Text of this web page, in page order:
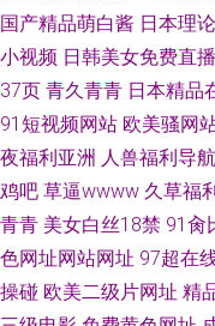
国产精品萌白酱 日本理论
小视频 日韩美女免费直播
37页 青久青青 日本精品
91短视频网站 欧美骚网
夜福利亚洲 人兽福利导航
鸡吧 草逼wwww 久草福
青青 美女白丝18禁 91肏
色网址网站网址 97超在
操碰 欧美二级片网址 精